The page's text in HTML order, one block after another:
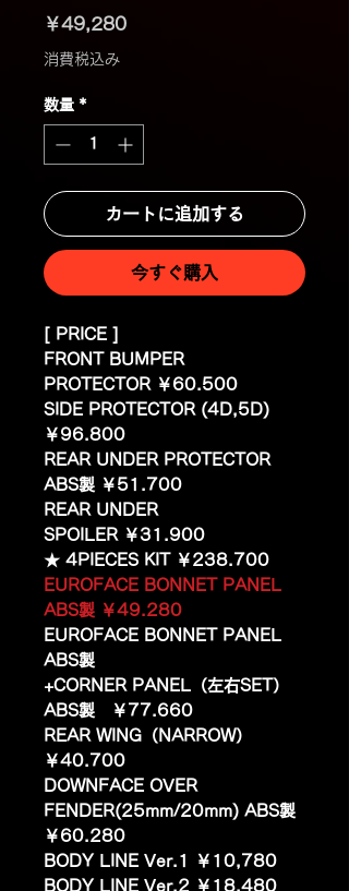
￥49,280価
消費税込み
数量 *
カートに追加する
今すぐ購入
[ PRICE ]
FRONT BUMPER
PROTECTOR ￥60.500
SIDE PROTECTOR (4D,5D)
￥96.800
REAR UNDER PROTECTOR
ABS製 ￥51.700
REAR UNDER
SPOILER ￥31.900
★ 4PIECES KIT ￥238.700
EUROFACE BONNET PANEL
ABS製 ￥49.280
EUROFACE BONNET PANEL
ABS製
+CORNER PANEL（左右SET）
ABS製 ￥77.660
REAR WING（NARROW）
￥40.700
DOWNFACE OVER
FENDER(25mm/20mm) ABS製
￥60.280
BODY LINE Ver.1 ￥10,780
BODY LINE Ver.2 ￥18,480